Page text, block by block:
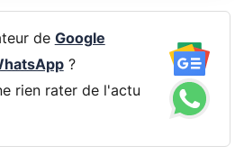
de Google
?
rien rater de l'actu